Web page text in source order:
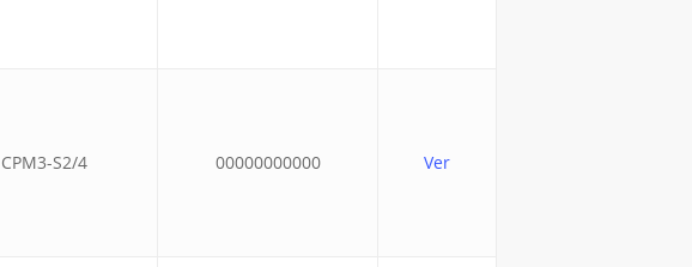
CPM3-S2/4 00000000000 Ver